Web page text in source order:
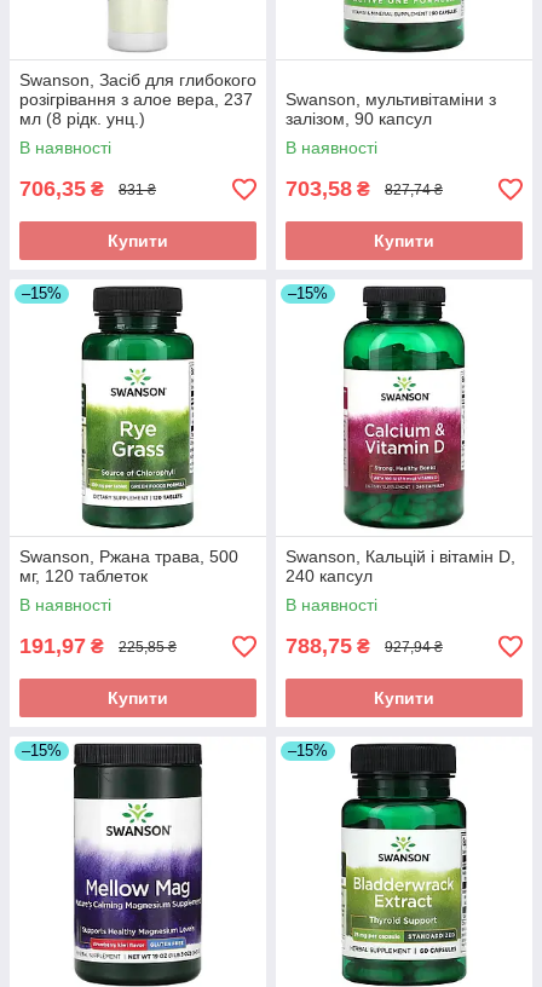
Swanson, Засіб для глибокого
розігрівання з алое вера, 237
мл (8 рідк. унц.)
В наявності
706,35 ₴ 831 ₴
Купити
Swanson, мультивітаміни з
залізом, 90 капсул
В наявності
703,58 ₴ 827,74 ₴
Купити
–15%
Swanson, Ржана трава, 500
мг, 120 таблеток
В наявності
191,97 ₴ 225,85 ₴
Купити
–15%
Swanson, Кальцій і вітамін D,
240 капсул
В наявності
788,75 ₴ 927,94 ₴
Купити
–15% –15%